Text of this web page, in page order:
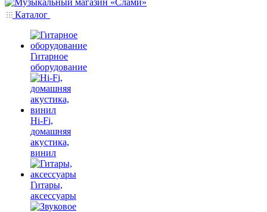
Каталог
Гитарное
оборудование
Hi-Fi,
домашняя
акустика,
винил
Гитары,
аксессуары